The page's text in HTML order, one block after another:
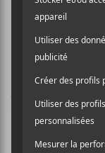
Laissez
Commentaire